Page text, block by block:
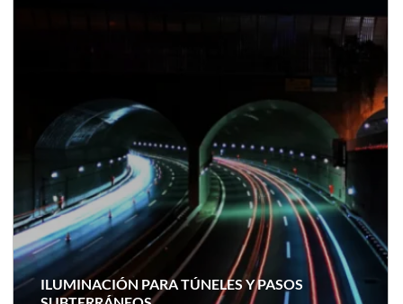
ILUMINACIÓN PARA TÚNELES Y PASOS